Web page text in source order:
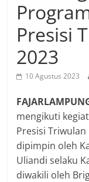
Presisi
2023
10 Agustus 2023
mengikuti
Presisi
dipimpin oleh
Uliandi selaku
diwakili oleh